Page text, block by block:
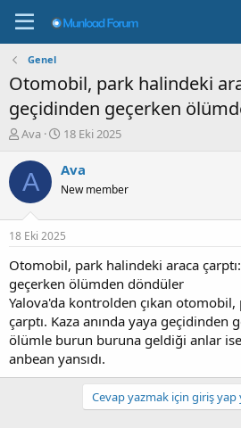
Genel
Otomobil, park halindeki
geçidinden geçerken
K
n
b
u
u
b
a
l
a
t
a
n
Ava
B
ş
a
g
ı
ç
a
r
i
h
i
18 Eki 2025
A Ava
New member
18 Eki 2025
Otomobil, park halindeki araca
geçerken ölümden döndüler
Yalova'da kontrolden çıkan
çarptı. Kaza anında yaya geçidinden
ölümle burun buruna geldiği anlar
anbean yansıdı.
Cevap yazmak için giriş yap